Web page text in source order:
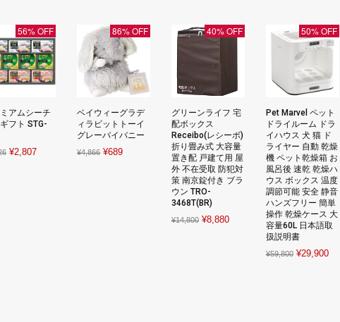
56% OFF
アムシーチ
フト STG-
Original
¥2,807Current
86% OFF
ベイウィーグラデ
ィラビットトーイ
グレーバイバニー
¥4,866 Original
¥689Current
40% OFF
グリーンライフ 宅
配ボックス
Receibo(レシーボ)
折り畳み式 大容量
置き配 戸建て用 屋
外 不在受取 防犯対
策 南京錠付き ブラ
ウン TRO-
3468T(BR)
¥14,800 Original
¥8,880Current
50% OFF
Pet Marvel ペット
ドライルーム ドラ
イハウス 犬 猫 ド
ライヤー 自動 乾燥
機 ペット乾燥箱 お
風呂後 速乾 乾燥ハ
ウス ボックス 温度
調節可能 安全 静音
ハンズフリー 簡単
操作 乾燥ケース 大
容量60L 日本語取
扱説明書
¥59,800 Original
¥29,900